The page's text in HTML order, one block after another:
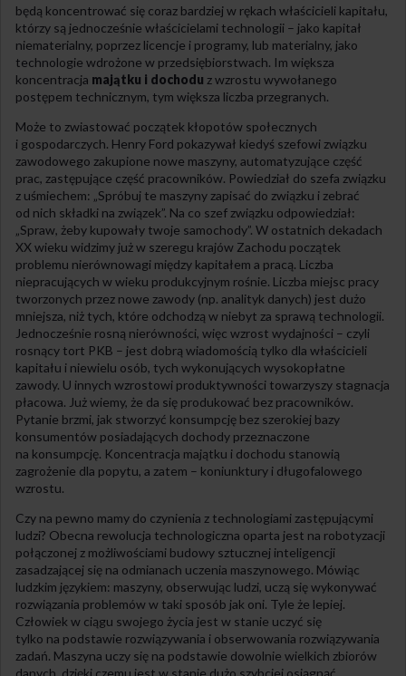
będą koncentrować się coraz bardziej w rękach właścicieli kapitału,
którzy są jednocześnie właścicielami technologii – jako kapitał
niematerialny, poprzez licencje i programy, lub materialny, jako
technologie wdrożone w przedsiębiorstwach. Im większa
koncentracja majątku i dochodu z wzrostu wywołanego
postępem technicznym, tym większa liczba przegranych.
Może to zwiastować początek kłopotów społecznych
i gospodarczych. Henry Ford pokazywał kiedyś szefowi związku
zawodowego zakupione nowe maszyny, automatyzujące część
prac, zastępujące część pracowników. Powiedział do szefa związku
z uśmiechem: „Spróbuj te maszyny zapisać do związku i zebrać
od nich składki na związek”. Na co szef związku odpowiedział:
„Spraw, żeby kupowały twoje samochody”. W ostatnich dekadach
XX wieku widzimy już w szeregu krajów Zachodu początek
problemu nierównowagi między kapitałem a pracą. Liczba
niepracujących w wieku produkcyjnym rośnie. Liczba miejsc pracy
tworzonych przez nowe zawody (np. analityk danych) jest dużo
mniejsza, niż tych, które odchodzą w niebyt za sprawą technologii.
Jednocześnie rosną nierówności, więc wzrost wydajności – czyli
rosnący tort PKB – jest dobrą wiadomością tylko dla właścicieli
kapitału i niewielu osób, tych wykonujących wysokopłatne
zawody. U innych wzrostowi produktywności towarzyszy stagnacja
płacowa. Już wiemy, że da się produkować bez pracowników.
Pytanie brzmi, jak stworzyć konsumpcję bez szerokiej bazy
konsumentów posiadających dochody przeznaczone
na konsumpcję. Koncentracja majątku i dochodu stanowią
zagrożenie dla popytu, a zatem – koniunktury i długofalowego
wzrostu.
Czy na pewno mamy do czynienia z technologiami zastępującymi
ludzi? Obecna rewolucja technologiczna oparta jest na robotyzacji
połączonej z możliwościami budowy sztucznej inteligencji
zasadzającej się na odmianach uczenia maszynowego. Mówiąc
ludzkim językiem: maszyny, obserwując ludzi, uczą się wykonywać
rozwiązania problemów w taki sposób jak oni. Tyle że lepiej.
Człowiek w ciągu swojego życia jest w stanie uczyć się
tylko na podstawie rozwiązywania i obserwowania rozwiązywania
zadań. Maszyna uczy się na podstawie dowolnie wielkich zbiorów
danych, dzięki czemu jest w stanie dużo szybciej osiągnąć